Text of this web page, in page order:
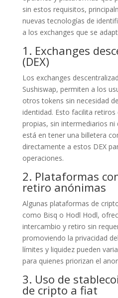
sin estos requisitos,
nuevas tecnologías de
a los exchanges que se
1. Exchanges
(DEX)
Los exchanges
Sushiswap, permiten a los
otros tokens sin necesidad
identidad. Esto facilita
propias, sin intermediarios ni
está en tener una billetera
directamente a estos DEX
operaciones.
2. Plataformas
retiro anónimas
Algunas plataformas de
como Bisq o Hodl Hodl,
intercambio y retiro sin
promoviendo la privacidad
límites y liquidez pueden
para quienes priorizan el
3. Uso de
de cripto a fiat